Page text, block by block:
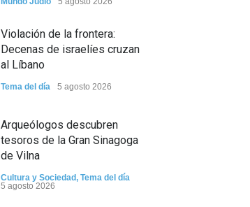
Violación de la frontera:
Decenas de israelíes cruzan
al Líbano
Tema del día 5 agosto 2026
Arqueólogos descubren
tesoros de la Gran Sinagoga
de Vilna
Cultura y Sociedad, Tema del día
5 agosto 2026